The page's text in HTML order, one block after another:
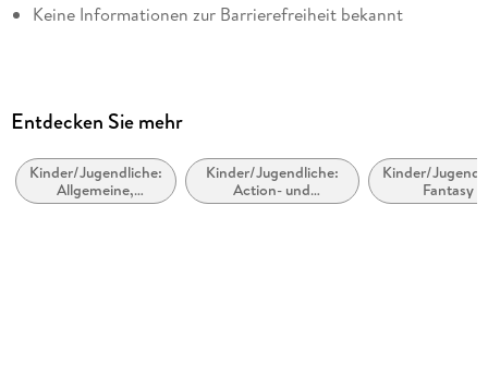
von 8 bis 80 Jahren
Autor/Autorin
Verlag/Hersteller
hockebooks
Keine Informationen zur Barrierefreiheit bekannt
Entdecken Sie mehr
Kinder/Jugendliche:
Allgemeine,
moderne und
Kinder/Jugendliche:
Action- und
Abenteuergeschichten
Kinder/
Fantasy